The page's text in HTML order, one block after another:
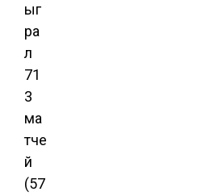
ыг
ра
л
71
3
ма
тче
й
(57